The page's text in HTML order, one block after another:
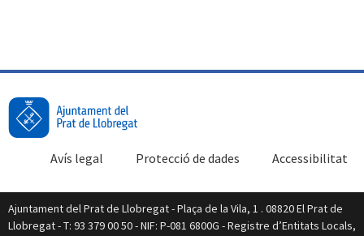
Accessibilitat
Protecció de dades
Avís legal
Ajuntament del Prat de Llobregat - Plaça de la Vila, 1 . 08820 El Prat de
Llobregat - T: 93 379 00 50 - NIF: P-081 6800G - Registre d’Entitats Locals,